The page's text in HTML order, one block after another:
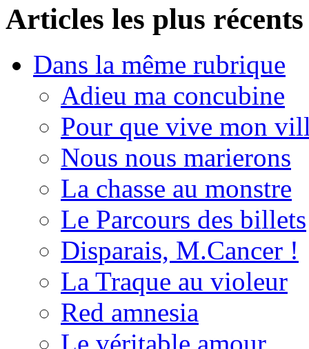
Articles les plus récents
Dans la même rubrique
Adieu ma concubine
Pour que vive mon
Nous nous marierons
La chasse au monstre
Le Parcours des billets
Disparais, M.Cancer !
La Traque au violeur
Red amnesia